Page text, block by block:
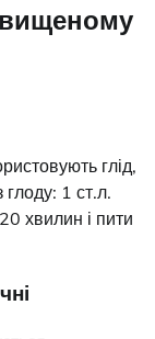
глід,
1 ст.л.
хвилин і пити